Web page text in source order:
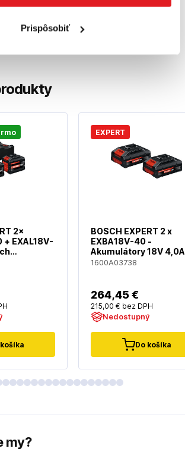
Prispôsobiť
2×
+ EXAL18V-
15Ah a
EXPERT
BOSCH EXPERT 2 x
EXBA18V-40 -
Akumulátory 18V
2ks - 1600A03738
1600A03738
264,45 €
215,00 € bez DPH
Nedostupný
Do košíka
my?